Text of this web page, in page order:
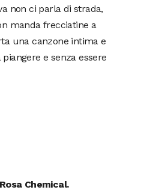
non ci parla di strada,
manda frecciatine a
una canzone intima e
e senza essere
Chemical.